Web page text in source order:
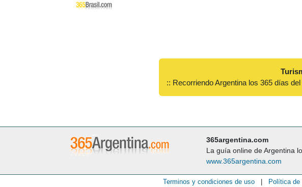
:: Recorriendo Argentina los 365 días del
365argentina.com
La guía online de Argentina
www.365argentina.com
Terminos y condiciones de uso Política de